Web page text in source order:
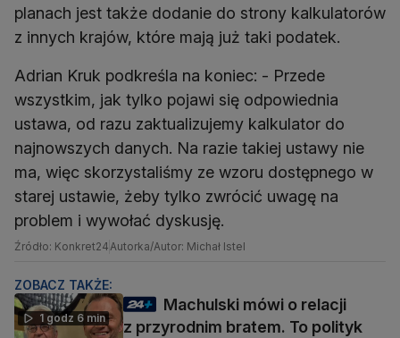
planach jest także dodanie do strony kalkulatorów
z innych krajów, które mają już taki podatek.
Adrian Kruk podkreśla na koniec: - Przede
wszystkim, jak tylko pojawi się odpowiednia
ustawa, od razu zaktualizujemy kalkulator do
najnowszych danych. Na razie takiej ustawy nie
ma, więc skorzystaliśmy ze wzoru dostępnego w
starej ustawie, żeby tylko zwrócić uwagę na
problem i wywołać dyskusję.
Źródło: Konkret24Autorka/Autor: Michał Istel
ZOBACZ TAKŻE:
1 godz 6 min
Machulski mówi o relacji
z przyrodnim bratem. To polityk